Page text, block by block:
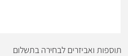
תוספות ואביזרים לבחירה בתשלום